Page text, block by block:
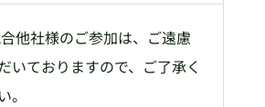
他社様のご参加は、ご遠慮
いておりますので、ご了承く
。